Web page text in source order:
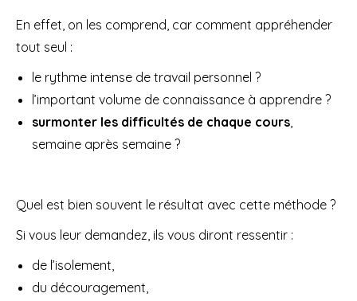
En effet, on les comprend, car comment appréhender
tout seul :
le rythme intense de travail personnel ?
l’important volume de connaissance à apprendre ?
surmonter les difficultés de chaque cours,
semaine après semaine ?
Quel est bien souvent le résultat avec cette méthode ?
Si vous leur demandez, ils vous diront ressentir :
de l’isolement,
du découragement,